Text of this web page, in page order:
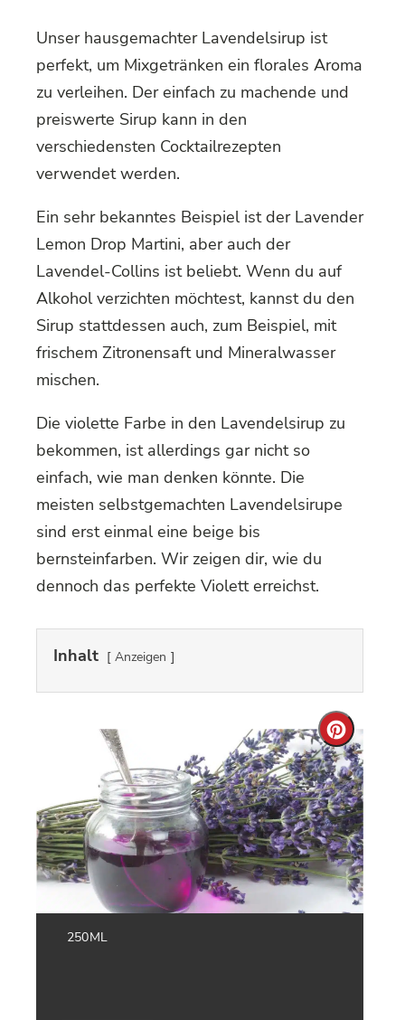
Unser hausgemachter Lavendelsirup ist
perfekt, um Mixgetränken ein florales Aroma
zu verleihen. Der einfach zu machende und
preiswerte Sirup kann in den
verschiedensten Cocktailrezepten
verwendet werden.
Ein sehr bekanntes Beispiel ist der Lavender
Lemon Drop Martini, aber auch der
Lavendel-Collins ist beliebt. Wenn du auf
Alkohol verzichten möchtest, kannst du den
Sirup stattdessen auch, zum Beispiel, mit
frischem Zitronensaft und Mineralwasser
mischen.
Die violette Farbe in den Lavendelsirup zu
bekommen, ist allerdings gar nicht so
einfach, wie man denken könnte. Die
meisten selbstgemachten Lavendelsirupe
sind erst einmal eine beige bis
bernsteinfarben. Wir zeigen dir, wie du
dennoch das perfekte Violett erreichst.
Inhalt Anzeigen
Create
Pin
YIELD:
250ML